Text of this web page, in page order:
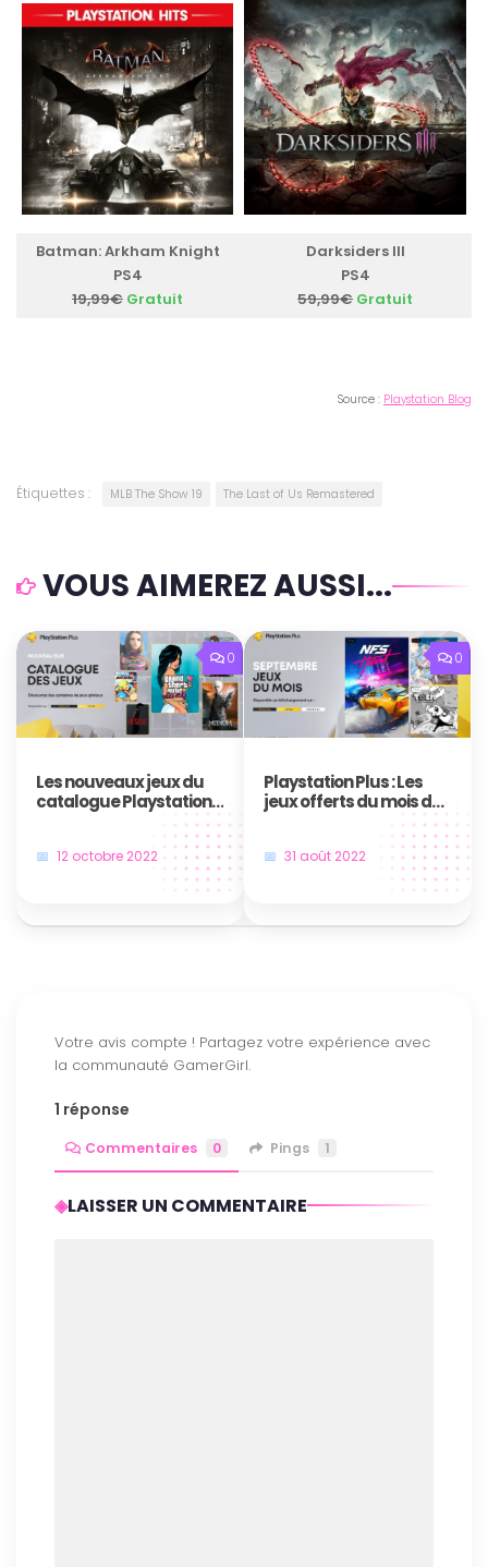
Batman: Arkham Knight
PS4
19,99€ Gratuit
Darksiders III
PS4
59,99€ Gratuit
Source : Playstation Blog
Étiquettes : MLB The Show 19 The Last of Us Remastered
VOUS AIMEREZ AUSSI...
0
Les nouveaux jeux du
catalogue Playstation
Plus en octobre 2022
12 octobre 2022
0
Playstation Plus : Les
jeux offerts du mois de
31 août 2022
1 réponse
Commentaires 0 Pings 1
LAISSER UN COMMENTAIRE